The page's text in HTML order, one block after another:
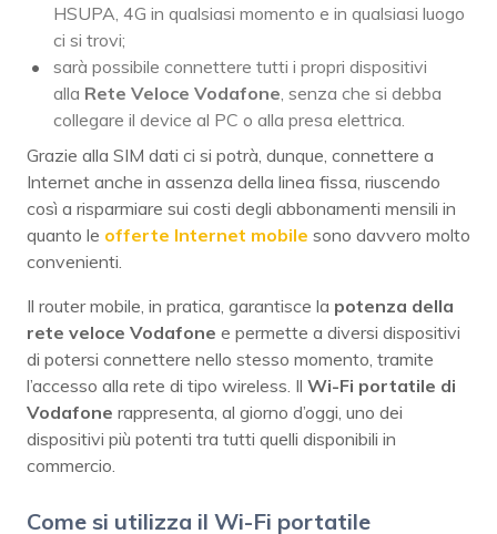
HSUPA, 4G in qualsiasi momento e in qualsiasi luogo
ci si trovi;
sarà possibile connettere tutti i propri dispositivi
alla Rete Veloce Vodafone, senza che si debba
collegare il device al PC o alla presa elettrica.
Grazie alla SIM dati ci si potrà, dunque, connettere a
Internet anche in assenza della linea fissa, riuscendo
così a risparmiare sui costi degli abbonamenti mensili in
quanto le offerte Internet mobile sono davvero molto
convenienti.
Il router mobile, in pratica, garantisce la potenza della
rete veloce Vodafone e permette a diversi dispositivi
di potersi connettere nello stesso momento, tramite
l’accesso alla rete di tipo wireless. Il Wi-Fi portatile di
Vodafone rappresenta, al giorno d’oggi, uno dei
dispositivi più potenti tra tutti quelli disponibili in
commercio.
Come si utilizza il Wi-Fi portatile